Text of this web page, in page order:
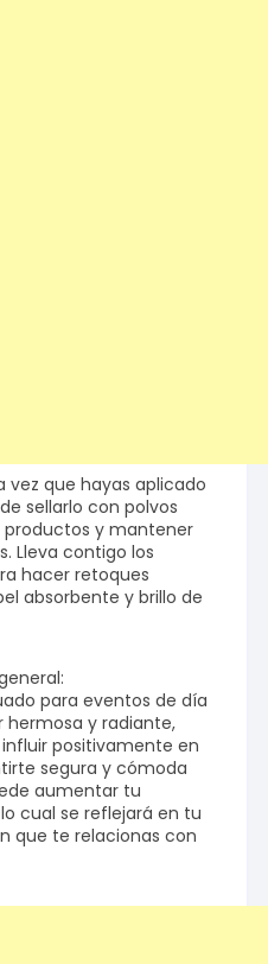
vez que hayas aplicado
sellarlo con polvos
productos y mantener
Lleva contigo los
hacer retoques
absorbente y brillo de
para eventos de día
hermosa y radiante,
positivamente en
segura y cómoda
aumentar tu
cual se reflejará en tu
que te relacionas con